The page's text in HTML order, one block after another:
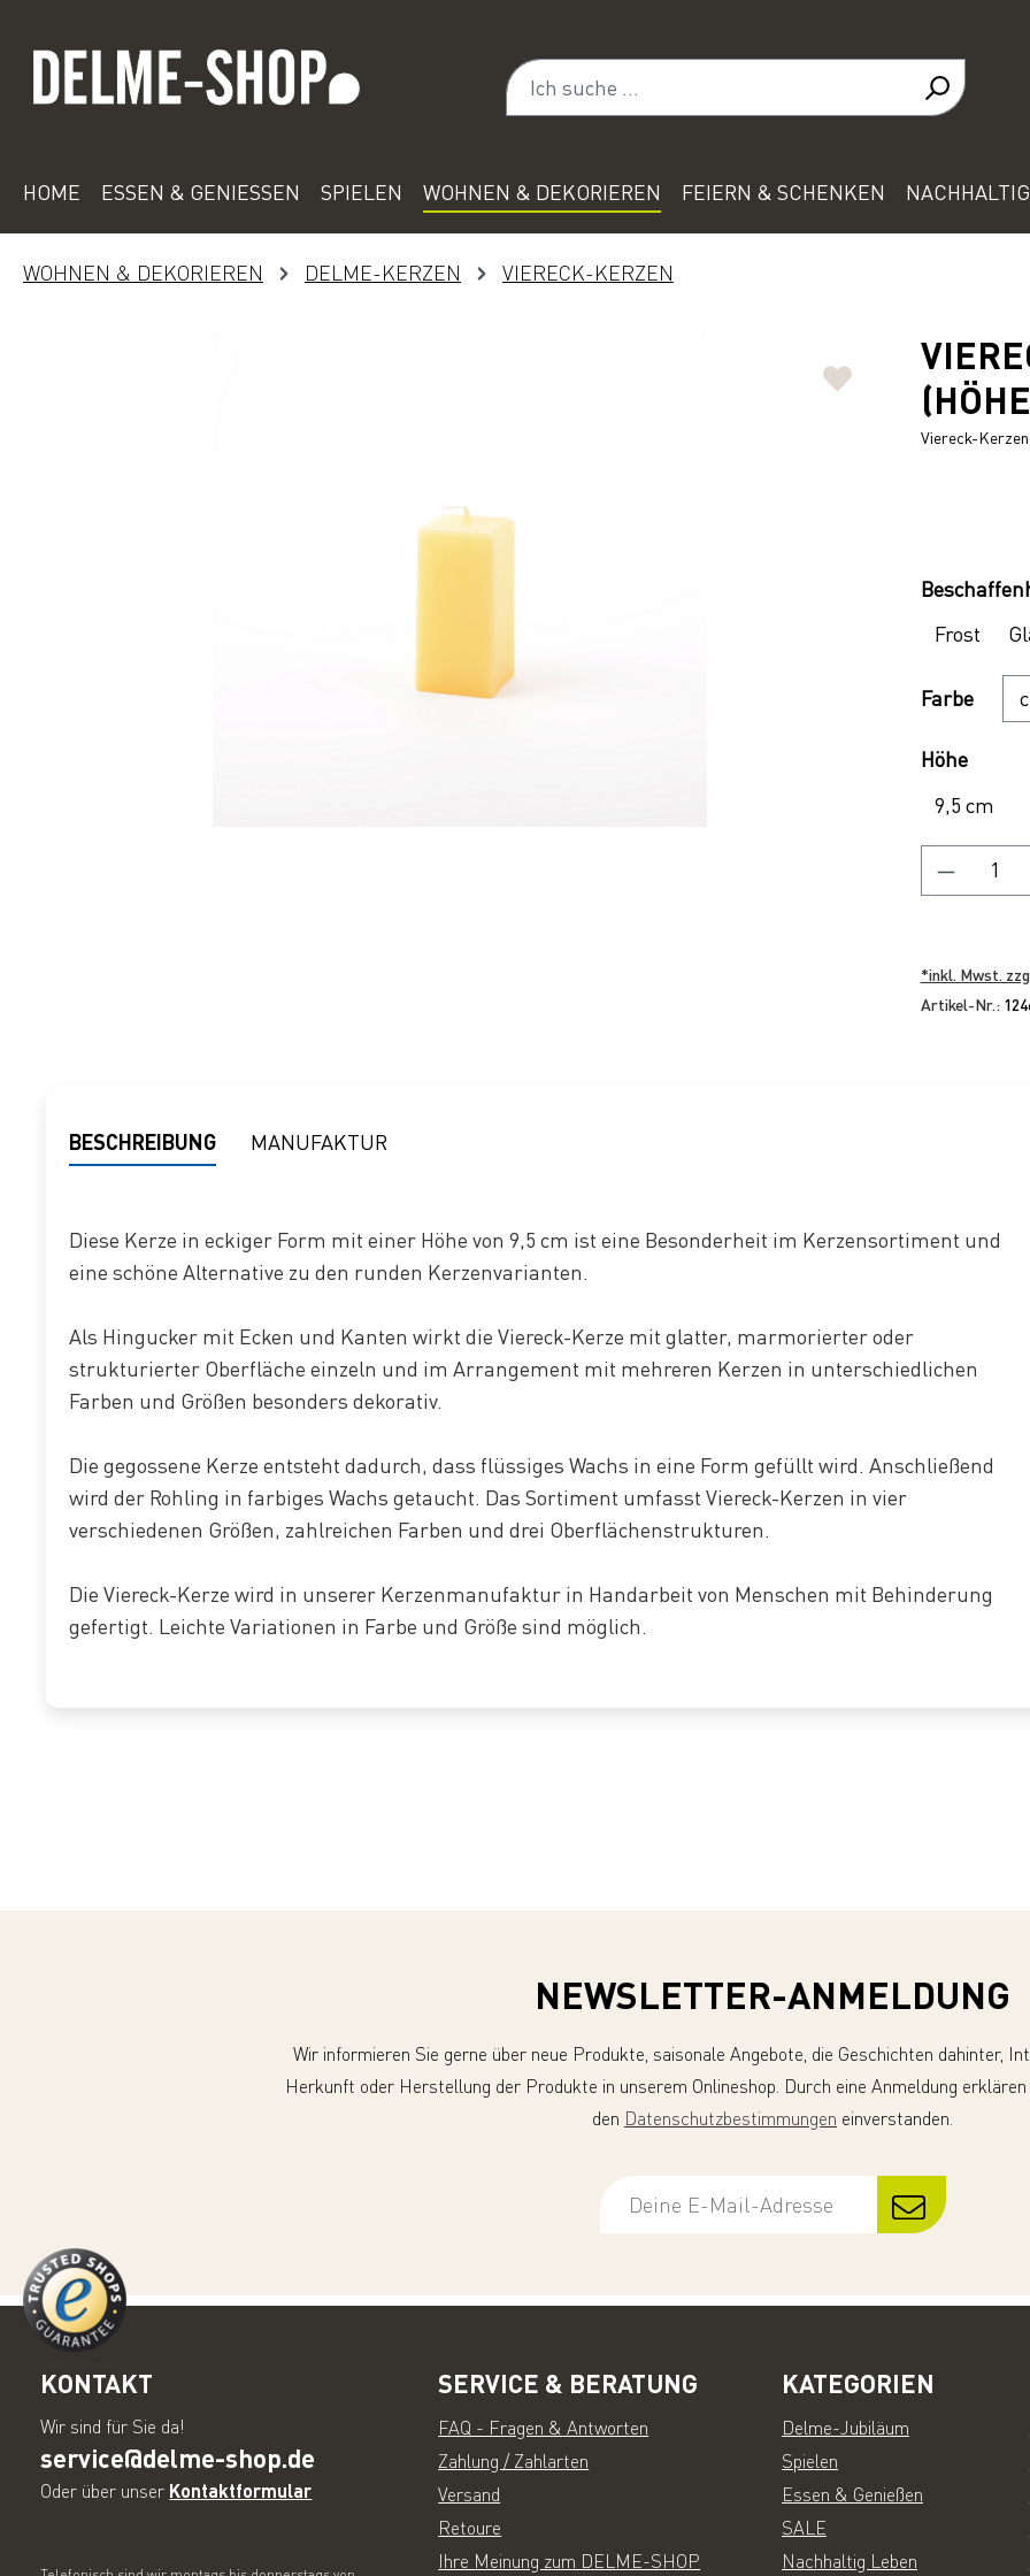
HOME ESSEN & GENIESSEN SPIELEN WOHNEN & DEKORIEREN FEIERN & SCHENKEN
WOHNEN & DEKORIEREN DELME-KERZEN VIERECK-KERZEN
Viereck-Kerzen
Frost
Farbe
Höhe
9,5 cm
*inkl. Mwst.
Artikel-Nr.:
BESCHREIBUNG MANUFAKTUR
Diese Kerze in eckiger Form mit einer Höhe von 9,5 cm ist eine Besonderheit im Kerzensortiment und
eine schöne Alternative zu den runden Kerzenvarianten.
Als Hingucker mit Ecken und Kanten wirkt die Viereck-Kerze mit glatter, marmorierter oder
strukturierter Oberfläche einzeln und im Arrangement mit mehreren Kerzen in unterschiedlichen
Farben und Größen besonders dekorativ.
Die gegossene Kerze entsteht dadurch, dass flüssiges Wachs in eine Form gefüllt wird. Anschließend
wird der Rohling in farbiges Wachs getaucht. Das Sortiment umfasst Viereck-Kerzen in vier
verschiedenen Größen, zahlreichen Farben und drei Oberflächenstrukturen.
Die Viereck-Kerze wird in unserer Kerzenmanufaktur in Handarbeit von Menschen mit Behinderung
gefertigt. Leichte Variationen in Farbe und Größe sind möglich.
NEWSLETTER-ANMELDUNG
Wir informieren Sie gerne über neue Produkte, saisonale Angebote, die Geschichten dahinter,
Herkunft oder Herstellung der Produkte in unserem Onlineshop. Durch eine Anmeldung
den Datenschutzbestimmungen einverstanden.
KONTAKT
Wir sind für Sie da!
service@delme-shop.de
Oder über unser Kontaktformular
SERVICE & BERATUNG
FAQ - Fragen & Antworten
Zahlung / Zahlarten
Versand
Retoure
Ihre Meinung zum DELME-SHOP
KATEGORIEN
Delme-Jubiläum
Spielen
Essen & Genießen
SALE
Nachhaltig Leben